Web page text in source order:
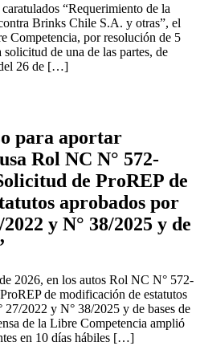
“Requerimiento de la
Brinks Chile S.A. y otras”, el
Competencia, por resolución de 5
de una de las partes, de
del 26 de […]
para aportar
Rol NC N° 572-
de ProREP de
aprobados por
y N° 38/2025 y de
2026, en los autos Rol NC N° 572-
de modificación de estatutos
2022 y N° 38/2025 y de bases de
de la Libre Competencia amplió
en 10 días hábiles […]